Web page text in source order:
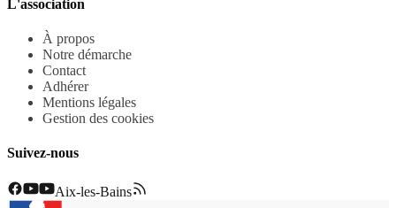
L'association
À propos
Notre démarche
Contact
Adhérer
Mentions légales
Gestion des cookies
Suivez-nous
Aix-les-Bains